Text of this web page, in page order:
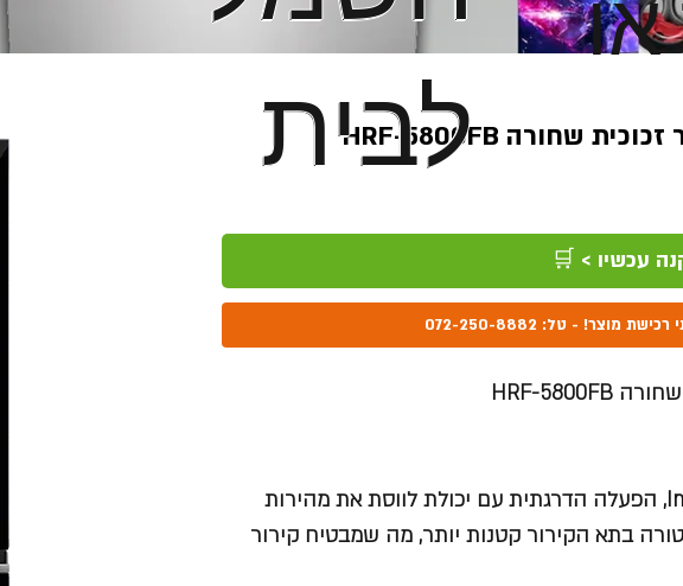
לבית
לבית
עכשיו > 🛒
מוצר! - טל: 072-250-8882
מדחס ומאוורר העובדים בשיטת Inverter, הפעלה הדרגתית עם יכולת לווסת את מהירות
בתא הקירור קטנות יותר, מה שמבטיח קירור